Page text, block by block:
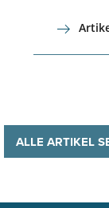
ALLE ARTIKEL